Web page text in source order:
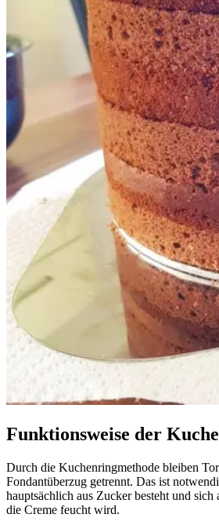
Funktionsweise der
Durch die Kuchenringmethode bleiben
Fondantüberzug getrennt. Das ist
hauptsächlich aus Zucker besteht und sich
die Creme feucht wird.